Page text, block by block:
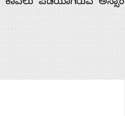
ಕಾವಲು ಪಡೆಯಾಗಿರುವ ಅಸ್ಸಾಂ